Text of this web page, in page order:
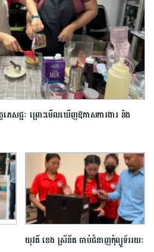
ភេសជ្ជៈ ព្រោះ​មើល​ឃើញ​ឱកាសការងារ​ និង​
យុវតី ខេង ស្រីនីត ចាប់ជំនាញកុំព្យូទ័ររយៈ